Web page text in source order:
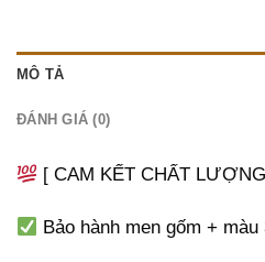
MÔ TẢ
ĐÁNH GIÁ (0)
[ CAM KẾT CHẤT
Bảo hành men gốm + màu